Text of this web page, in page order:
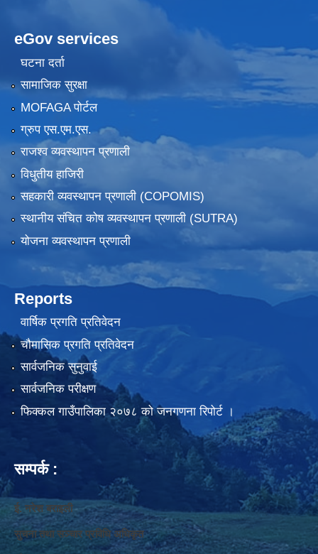
eGov services
घटना दर्ता
सामाजिक सुरक्षा
MOFAGA पोर्टल
ग्रुप एस.एम.एस.
राजश्व व्यवस्थापन प्रणाली
विधुतीय हाजिरी
सहकारी व्यवस्थापन प्रणाली (COPOMIS)
स्थानीय संचित कोष व्यवस्थापन प्रणाली (SUTRA)
योजना व्यवस्थापन प्रणाली
Reports
वार्षिक प्रगति प्रतिवेदन
चौमासिक प्रगति प्रतिवेदन
सार्वजनिक सुनुवाई
सार्वजनिक परीक्षण
फिक्कल गाउँपालिका २०७८ को जनगणना रिपोर्ट ।
सम्पर्क :
ई. नरेश बराइली
सुचना तथा सञ्‍चार प्रविधि अधिकृत